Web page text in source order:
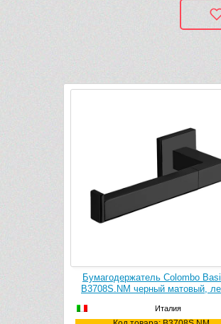
Бумагодержатель Colombo
B3708S.NM черный матовый,
Италия